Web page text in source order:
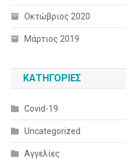
Οκτώβριος 2020
Μάρτιος 2019
KΑΤΗΓΟΡΊΕΣ
Covid-19
Uncategorized
Αγγελίες